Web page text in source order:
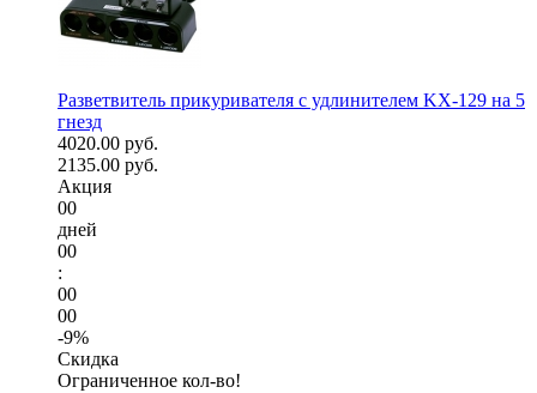
Разветвитель прикуривателя с удлинителем KX-129 на 5
гнезд
4020.00 руб.
2135.00 руб.
Акция
00
дней
00
:
00
00
-9%
Скидка
Ограниченное кол-во!